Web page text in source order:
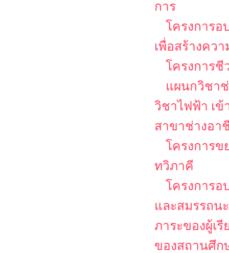
การ
โครงการ
เพื่อสร้างคว
โครงการชี
แผนกวิชา
วิชาไฟฟ้า เ
สาขาช่างอา
โครงการข
ทวิภาคี
โครงการ
และสมรรถน
ภาระของผู้เ
ของสถานศึก